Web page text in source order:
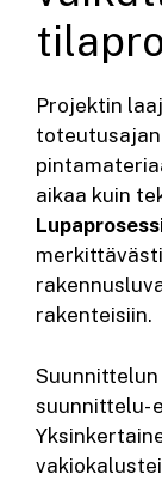
Projektin
aikaa kuin
rakenteisiin.
suunnittelu-